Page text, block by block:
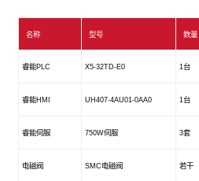
名称 型号 数量
睿能PLC X5-32TD-E0 1台
睿能HMI UH407-4AU01-0AA0 1台
睿能伺服 750W伺服 3套
电磁阀 SMC电磁阀 若干